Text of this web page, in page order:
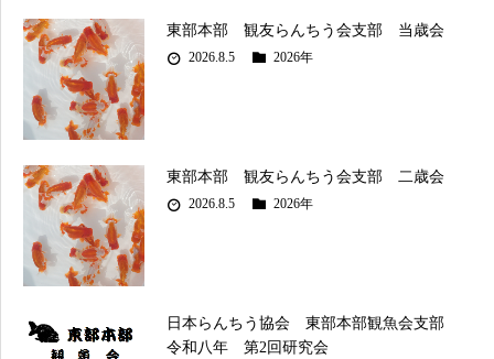
東部本部 観友らんちう会支部 当歳会
2026.8.5 2026年
東部本部 観友らんちう会支部 二歳会
2026.8.5 2026年
日本らんちう協会 東部本部観魚会支部
令和八年 第2回研究会